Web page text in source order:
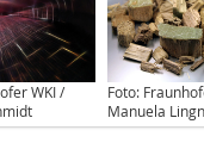
WKI /
Foto:
Manuela